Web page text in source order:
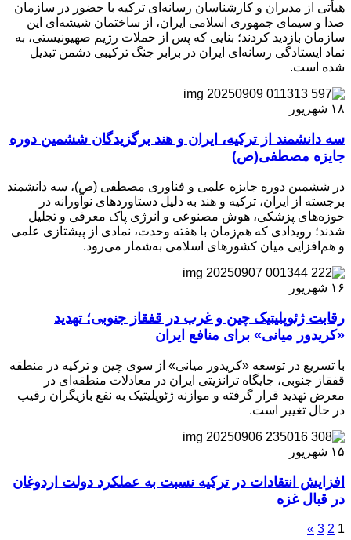
هیأتی از مدیران و کارشناسان رسانه‌ای ترکیه با حضور در سازمان
صدا و سیمای جمهوری اسلامی ایران، از ساختمان شیشه‌ای این
سازمان بازدید کردند؛ بنایی که پس از حملات رژیم صهیونیستی، به
نماد ایستادگی رسانه‌ای ایران در برابر جنگ ترکیبی دشمن تبدیل
شده است.
۱۸ شهریور
سه دانشمند از ترکیه، ایران و هند برگزیدگان ششمین دوره
جایزه مصطفی(ص)
در ششمین دوره جایزه علمی و فناوری مصطفی (ص)، سه دانشمند
برجسته از ایران، ترکیه و هند به دلیل دستاوردهای نوآورانه در
حوزه‌های پزشکی، هوش مصنوعی و انرژی پاک معرفی و تجلیل
شدند؛ رویدادی که هم‌زمان با هفته وحدت، نمادی از پیشتازی علمی
و هم‌افزایی میان کشورهای اسلامی به‌شمار می‌رود.
۱۶ شهریور
رقابت ژئوپلیتیک چین و غرب در قفقاز جنوبی؛ تهدید
«کریدور میانی» برای منافع ایران
با تسریع در توسعه «کریدور میانی» از سوی چین و ترکیه در منطقه
قفقاز جنوبی، جایگاه ترانزیتی ایران در معادلات منطقه‌ای در
معرض تهدید قرار گرفته و موازنه ژئوپلیتیک به‌ نفع بازیگران رقیب
در حال تغییر است.
۱۵ شهریور
افزایش انتقادات در ترکیه نسبت به عملکرد دولت اردوغان
در قبال غزه
1
2
3
»